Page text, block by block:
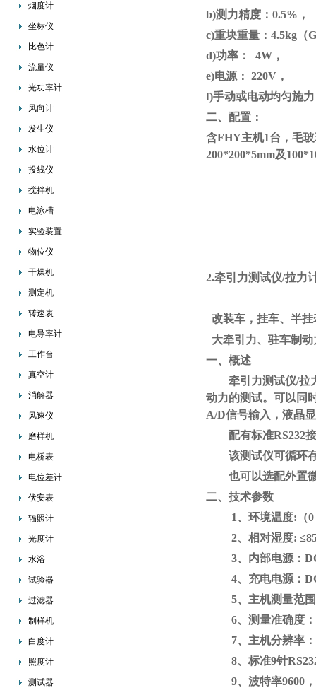
烟度计
坐标仪
比色计
流量仪
光功率计
风向计
发生仪
水位计
投线仪
搅拌机
电泳槽
实验装置
物位仪
干燥机
测定机
转速表
电导率计
工作台
真空计
消解器
风速仪
磨样机
电桥表
电位差计
伏安表
辐照计
光度计
水浴
试验器
过滤器
制样机
白度计
照度计
测试器
b)测力精度：0.5%，
c)重块重量：4.5kg（
d)功率： 4W，
e)电源： 220V，
f)手动或电动均匀施
二、配置：
含FHY主机1台，毛
200*200*5mm及
2.牵引力测试仪/拉力
改装车，挂车、半
大牵引力、驻车制动
一、概述
牵引力测试仪/拉
动力的测试。可以同
A/D信号输入，液晶
配有标准RS232
该测试仪可循环
也可以选配外置
二、技术参数
1、环境温度:（
2、相对湿度:
3、内部电源：
4、充电电源：
5、主机测量范
6、测量准确度
7、主机分辨率
8、标准9针
9、波特率9600